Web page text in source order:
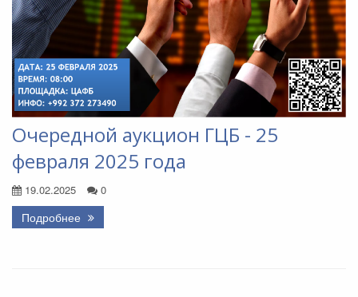
Очередной аукцион ГЦБ - 25
февраля 2025 года
19.02.2025 0
Подробнее